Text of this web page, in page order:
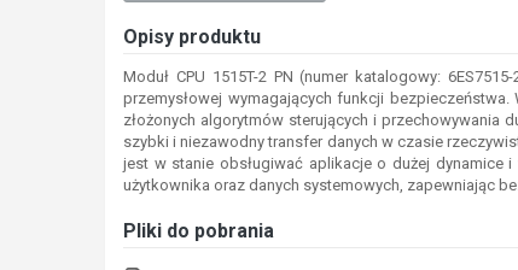
Opisy produktu
Moduł CPU 1515T-2 PN (numer katalogowy:
przemysłowej wymagających funkcji
złożonych algorytmów sterujących i przechowywania
szybki i niezawodny transfer danych w czasie
jest w stanie obsługiwać aplikacje o dużej dynamice
użytkownika oraz danych systemowych, zapewniając
Pliki do pobrania